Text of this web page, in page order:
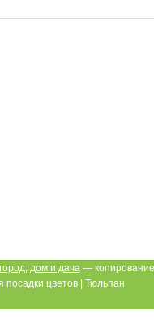
дом и дача—
посадки цветов | Тюльпан